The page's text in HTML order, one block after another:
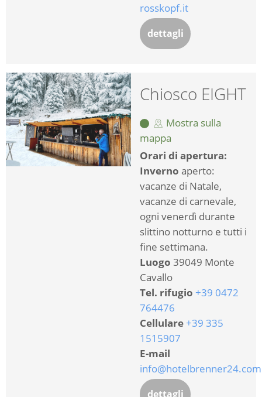
rosskopf.it
dettagli
Chiosco EIGHT
Mostra sulla
mappa
Orari di apertura:
Inverno aperto:
vacanze di Natale,
vacanze di carnevale,
ogni venerdì durante
slittino notturno e tutti i
fine settimana.
Luogo 39049 Monte
Cavallo
Tel. rifugio +39 0472
764476
Cellulare +39 335
1515907
E-mail
info@hotelbrenner24.com
dettagli